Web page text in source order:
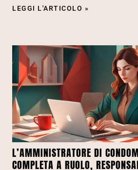
LEGGI L'ARTICOLO »
L’AMMINISTRATORE DI
COMPLETA A RUOLO,